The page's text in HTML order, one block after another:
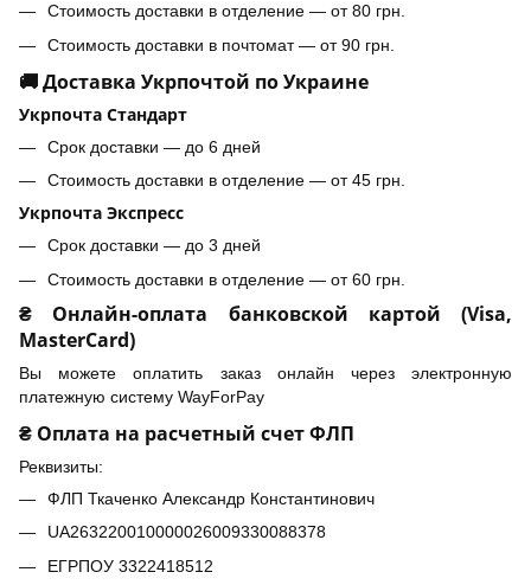
Стоимость доставки в отделение — от 80 грн.
Стоимость доставки в почтомат — от 90 грн.
🚚 Доставка Укрпочтой по Украине
Укрпочта Стандарт
Срок доставки — до 6 дней
Стоимость доставки в отделение — от 45 грн.
Укрпочта Экспресс
Срок доставки — до 3 дней
Стоимость доставки в отделение — от 60 грн.
₴ Онлайн-оплата банковской картой (Visa,
MasterCard)
Вы можете оплатить заказ онлайн через электронную
платежную систему WayForPay
₴ Оплата на расчетный счет ФЛП
Реквизиты:
ФЛП Ткаченко Александр Константинович
UA263220010000026009330088378
ЕГРПОУ 3322418512